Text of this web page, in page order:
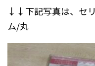
↓↓下記写真は、セ
ム/丸